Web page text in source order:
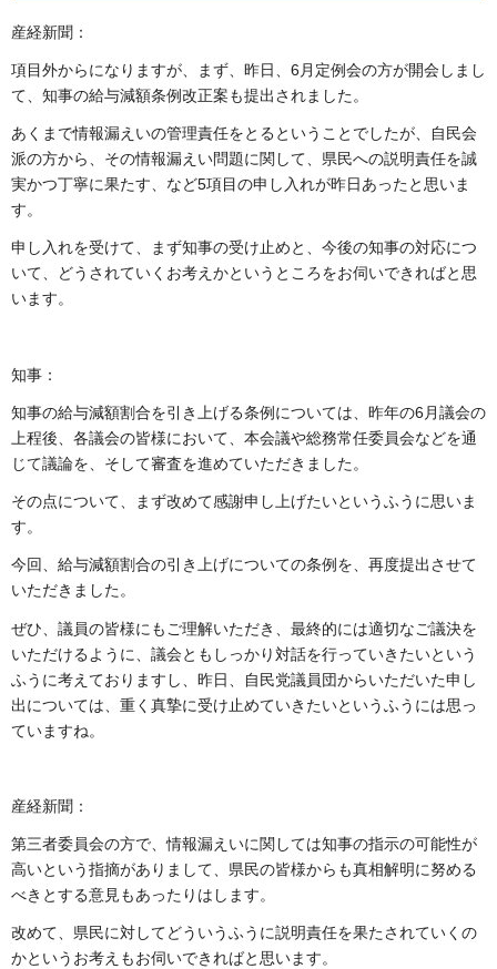
産経新聞：
項目外からになりますが、まず、昨日、6月定例会の方が開会しまし
て、知事の給与減額条例改正案も提出されました。
あくまで情報漏えいの管理責任をとるということでしたが、自民会
派の方から、その情報漏えい問題に関して、県民への説明責任を誠
実かつ丁寧に果たす、など5項目の申し入れが昨日あったと思いま
す。
申し入れを受けて、まず知事の受け止めと、今後の知事の対応につ
いて、どうされていくお考えかというところをお伺いできればと思
います。
知事：
知事の給与減額割合を引き上げる条例については、昨年の6月議会の
上程後、各議会の皆様において、本会議や総務常任委員会などを通
じて議論を、そして審査を進めていただきました。
その点について、まず改めて感謝申し上げたいというふうに思いま
す。
今回、給与減額割合の引き上げについての条例を、再度提出させて
いただきました。
ぜひ、議員の皆様にもご理解いただき、最終的には適切なご議決を
いただけるように、議会ともしっかり対話を行っていきたいという
ふうに考えておりますし、昨日、自民党議員団からいただいた申し
出については、重く真摯に受け止めていきたいというふうには思っ
ていますね。
産経新聞：
第三者委員会の方で、情報漏えいに関しては知事の指示の可能性が
高いという指摘がありまして、県民の皆様からも真相解明に努める
べきとする意見もあったりはします。
改めて、県民に対してどういうふうに説明責任を果たされていくの
かというお考えもお伺いできればと思います。